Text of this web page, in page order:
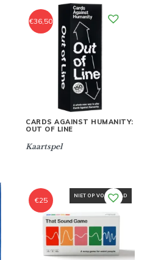
CARDS AGAINST HUMANITY:
OUT OF LINE
Kaartspel
€36,50
NIET OP VOORRAAD
€25